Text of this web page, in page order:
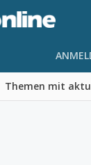
Themen mit